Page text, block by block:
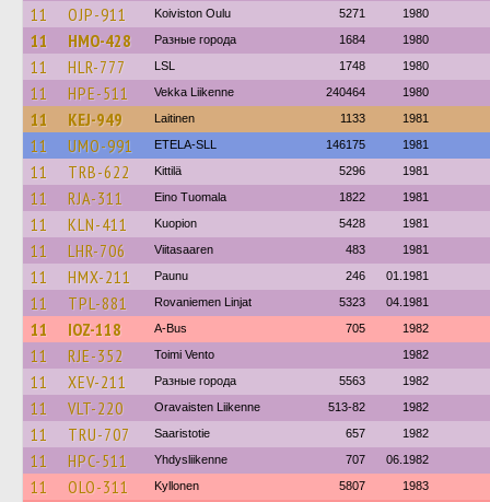
11 OJP-911 Koiviston Oulu 5271 1980
11 HMO-428 Разные города 1684 1980
11 HLR-777 LSL 1748 1980
11 HPE-511 Vekka Liikenne 240464 1980
11 KEJ-949 Laitinen 1133 1981
11 UMO-991 ETELA-SLL 146175 1981
11 TRB-622 Kittilä 5296 1981
11 RJA-311 Eino Tuomala 1822 1981
11 KLN-411 Kuopion 5428 1981
11 LHR-706 Viitasaaren 483 1981
11 HMX-211 Paunu 246 01.1981
11 TPL-881 Rovaniemen Linjat 5323 04.1981
11 IOZ-118 A-Bus 705 1982
11 RJE-352 Toimi Vento 1982
11 XEV-211 Разные города 5563 1982
11 VLT-220 Oravaisten Liikenne 513-82 1982
11 TRU-707 Saaristotie 657 1982
11 HPC-511 Yhdysliikenne 707 06.1982
11 OLO-311 Kyllonen 5807 1983